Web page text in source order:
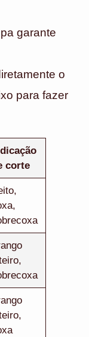
garante
o
para fazer
corte